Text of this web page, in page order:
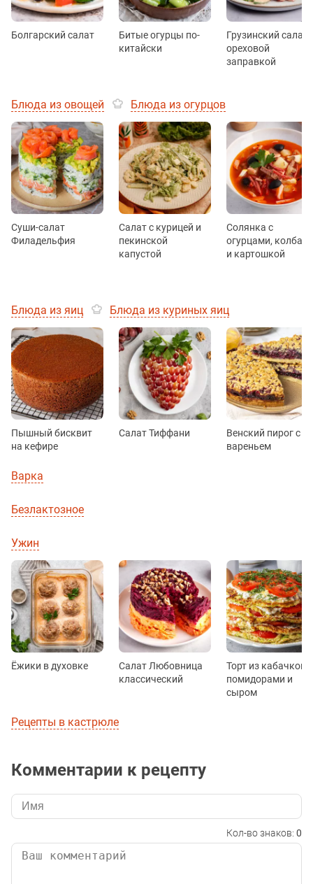
Болгарский салат
Битые огурцы по-
китайски
Грузинский салат
ореховой
заправкой
Блюда из овощей Блюда из огурцов
Суши-салат
Филадельфия
Салат с курицей и
пекинской
капустой
Солянка с
огурцами,
и картошкой
Блюда из яиц Блюда из куриных яиц
Пышный бисквит
на кефире
Салат Тиффани
Венский пирог с
вареньем
Варка
Безлактозное
Ужин
Ёжики в духовке
Салат Любовница
классический
Торт из кабачков с
помидорами и
сыром
Рецепты в кастрюле
Комментарии к рецепту
Кол-во знаков: 0